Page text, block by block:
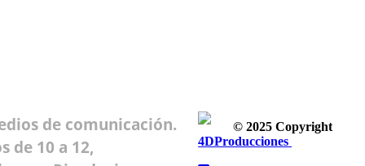
de comunicación.
de 10 a 12,
© 2025 Copyright
4DProducciones